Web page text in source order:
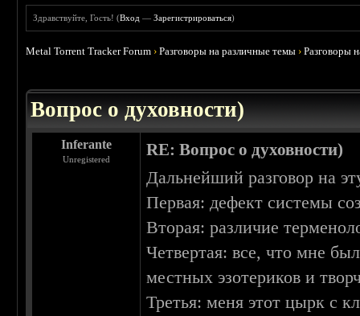
Здравствуйте, Гость! (Вход —Зарегистрироваться)
Metal Torrent Tracker Forum ›Разговоры на различные темы ›Разговоры
Вопрос о духовности)
Inferante
Unregistered
RE: Вопрос о духовности)
Дальнейший разговор на
Первая: дефект системы
Вторая: различие
Четвертая: все, что мне
местных эзотериков и
Третья: меня этот цырк с